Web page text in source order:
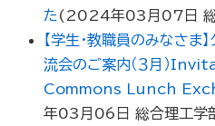
た ( 2024年03月07日
【学生・教職員のみなさま
流会のご案内（３月）
Commons Lunch
年03月06日 総合理工学